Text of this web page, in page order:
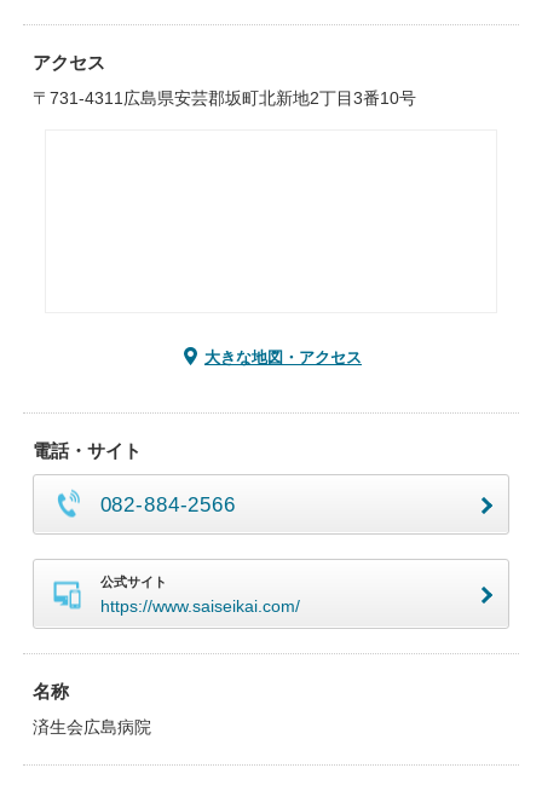
アクセス
〒731-4311広島県安芸郡坂町北新地2丁目3番10号
大きな地図・アクセス
電話・サイト
082-884-2566
公式サイト
https://www.saiseikai.com/
名称
済生会広島病院